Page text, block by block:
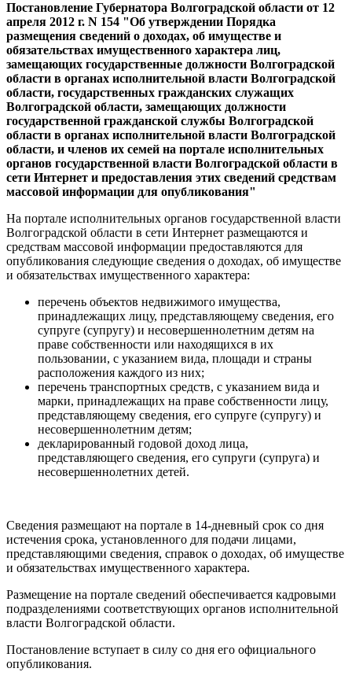
Постановление Губернатора Волгоградской области от 12
апреля 2012 г. N 154 "Об утверждении Порядка
размещения сведений о доходах, об имуществе и
обязательствах имущественного характера лиц,
замещающих государственные должности Волгоградской
области в органах исполнительной власти Волгоградской
области, государственных гражданских служащих
Волгоградской области, замещающих должности
государственной гражданской службы Волгоградской
области в органах исполнительной власти Волгоградской
области, и членов их семей на портале исполнительных
органов государственной власти Волгоградской области в
сети Интернет и предоставления этих сведений средствам
массовой информации для опубликования"
На портале исполнительных органов государственной власти
Волгоградской области в сети Интернет размещаются и
средствам массовой информации предоставляются для
опубликования следующие сведения о доходах, об имуществе
и обязательствах имущественного характера:
перечень объектов недвижимого имущества,
принадлежащих лицу, представляющему сведения, его
супруге (супругу) и несовершеннолетним детям на
праве собственности или находящихся в их
пользовании, с указанием вида, площади и страны
расположения каждого из них;
перечень транспортных средств, с указанием вида и
марки, принадлежащих на праве собственности лицу,
представляющему сведения, его супруге (супругу) и
несовершеннолетним детям;
декларированный годовой доход лица,
представляющего сведения, его супруги (супруга) и
несовершеннолетних детей.
Сведения размещают на портале в 14-дневный срок со дня
истечения срока, установленного для подачи лицами,
представляющими сведения, справок о доходах, об имуществе
и обязательствах имущественного характера.
Размещение на портале сведений обеспечивается кадровыми
подразделениями соответствующих органов исполнительной
власти Волгоградской области.
Постановление вступает в силу со дня его официального
опубликования.